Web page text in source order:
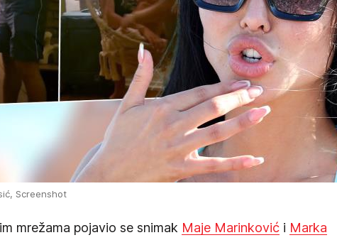
Screenshot
mrežama pojavio se snimak Maje Marinković i Marka